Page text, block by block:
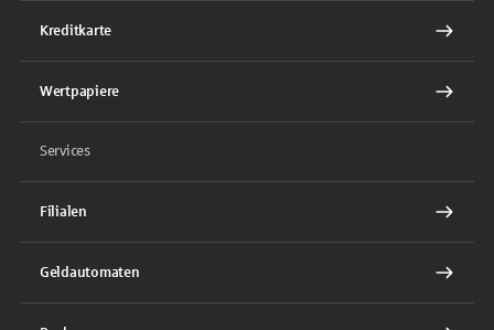
Kreditkarte
Wertpapiere
Services
Filialen
Geldautomaten